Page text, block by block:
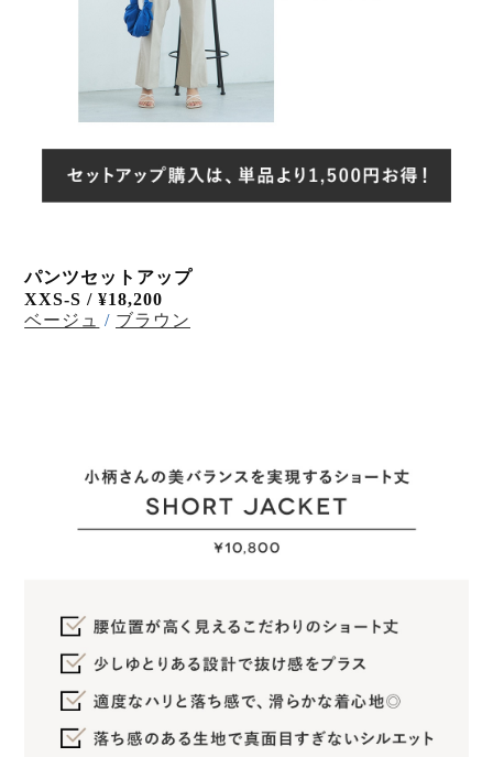
パンツセットアップ
XXS-S /¥18,200
ベージュ
/ ブラウン